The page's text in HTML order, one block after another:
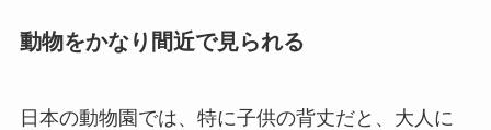
動物をかなり間近で見られる
日本の動物園では、特に子供の背丈だと、大人に